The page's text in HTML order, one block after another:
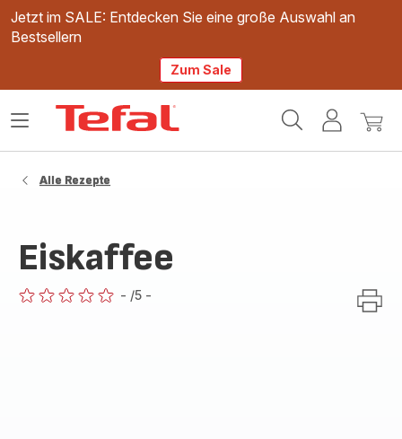
Jetzt im SALE: Entdecken Sie eine große Auswahl an
Bestsellern
Zum Sale
Mein
Mein
Das
Alle Rezepte
Eiskaffee
- /5 -